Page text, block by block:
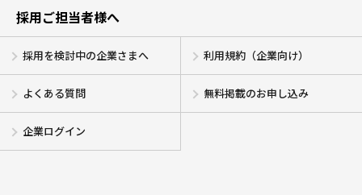
採用ご担当者様へ
採用を検討中の企業さまへ 利用規約（企業向け）
よくある質問 無料掲載のお申し込み
企業ログイン